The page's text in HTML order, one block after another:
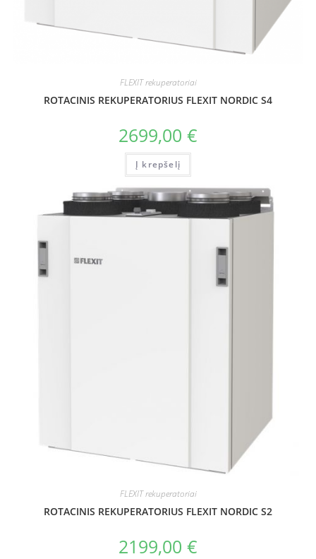
FLEXIT rekuperatoriai
ROTACINIS REKUPERATORIUS FLEXIT NORDIC S4
2699,00 €
Į krepšelį
FLEXIT rekuperatoriai
ROTACINIS REKUPERATORIUS FLEXIT NORDIC S2
2199,00 €